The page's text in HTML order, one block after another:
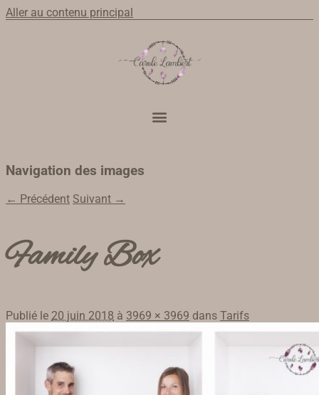
Aller au contenu principal
Navigation des images
← Précédent Suivant →
Family Box
Publié le 20 juin 2018 à 3969 × 3969 dans Tarifs